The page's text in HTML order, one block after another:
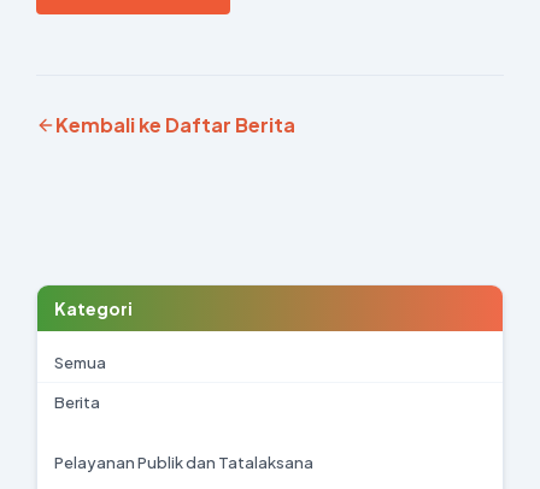
Kembali ke Daftar Berita
Kategori
Semua
Berita
Pelayanan Publik dan Tatalaksana